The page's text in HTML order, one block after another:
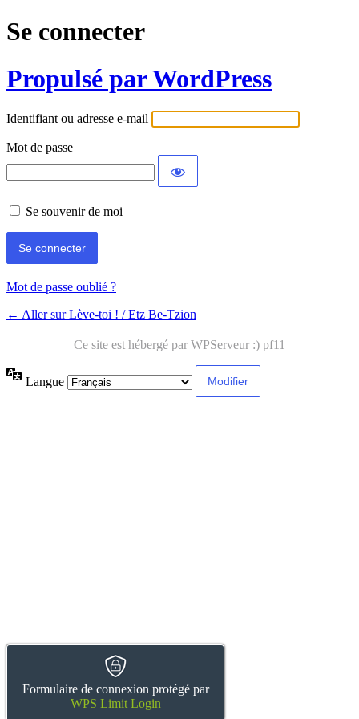
Se connecter
Propulsé par WordPress
Identifiant ou adresse e-mail
Mot de passe
Formulaire de connexion protégé par
WPS Limit Login
Se souvenir de moi
Mot de passe oublié ?
← Aller sur Lève-toi ! / Etz Be-Tzion
Langue